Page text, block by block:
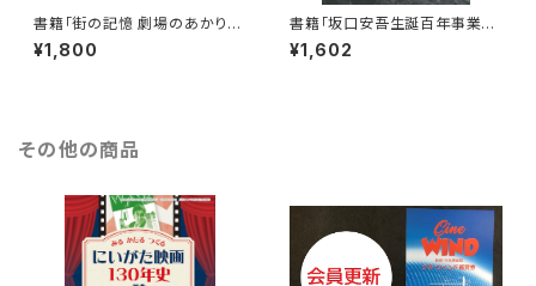
書籍「街の記憶 劇場のあかり
新潟県 映画館と観客の歴史」
¥1,800
書籍「坂口安吾生誕百年事業実
行委員会記録誌 安吾探索ノー
ト第7号」
¥1,602
その他の商品